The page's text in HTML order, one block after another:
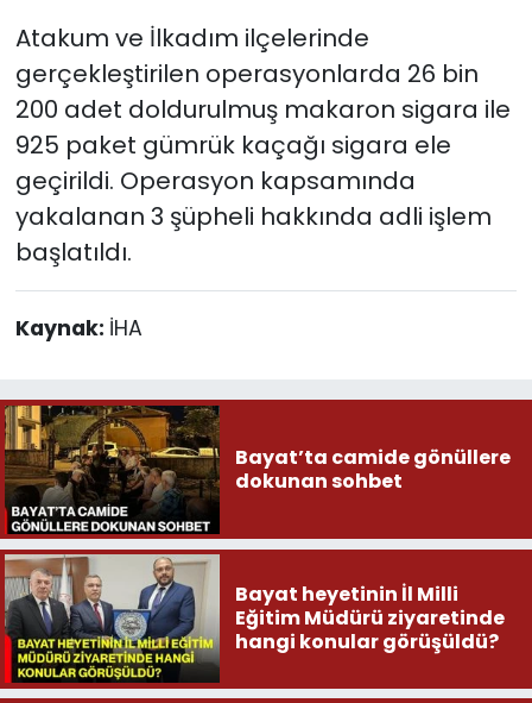
Atakum ve İlkadım ilçelerinde
gerçekleştirilen operasyonlarda 26 bin
200 adet doldurulmuş makaron sigara ile
925 paket gümrük kaçağı sigara ele
geçirildi. Operasyon kapsamında
yakalanan 3 şüpheli hakkında adli işlem
başlatıldı.
Kaynak: İHA
Bayat’ta camide gönüllere
dokunan sohbet
Bayat heyetinin İl Milli
Eğitim Müdürü ziyaretinde
hangi konular görüşüldü?